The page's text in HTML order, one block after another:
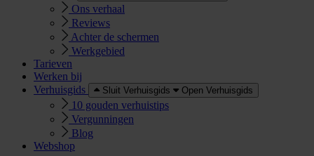
Ons verhaal
Reviews
Achter de schermen
Werkgebied
Tarieven
Werken bij
Verhuisgids
Sluit Verhuisgids Open Verhuisgids
10 gouden verhuistips
Vergunningen
Blog
Webshop